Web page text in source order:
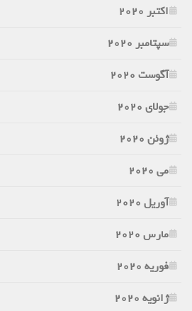
اکتبر 2020
سپتامبر 2020
آگوست 2020
جولای 2020
ژوئن 2020
می 2020
آوریل 2020
مارس 2020
فوریه 2020
ژانویه 2020